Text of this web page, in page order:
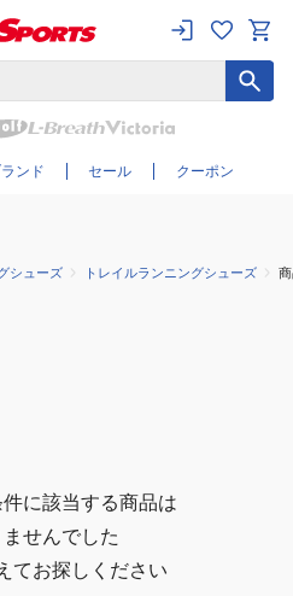
ンド セール クーポン
に絞り込む
シューズ トレイルランニングシューズ
に該当する商品は
せんでした
てお探しください